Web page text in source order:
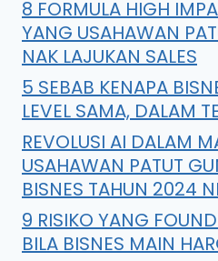
8 FORMULA HIGH
YANG USAHAWAN
NAK LAJUKAN SALES
5 SEBAB KENAPA
LEVEL SAMA, DALAM
REVOLUSI AI DALAM
USAHAWAN PATUT
BISNES TAHUN 2024
9 RISIKO YANG
BILA BISNES MAIN